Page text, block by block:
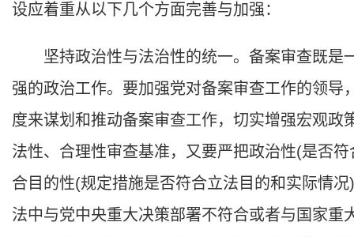
设应着重从以下几个方面完善与加强：
坚持政治性与法治性的统一。备案审查既是
强的政治工作。要加强党对备案审查工作的领
度来谋划和推动备案审查工作，切实增强宏观
法性、合理性审查基准，又要严把政治性(是否
合目的性(规定措施是否符合立法目的和实际情
法中与党中央重大决策部署不符合或者与国家重